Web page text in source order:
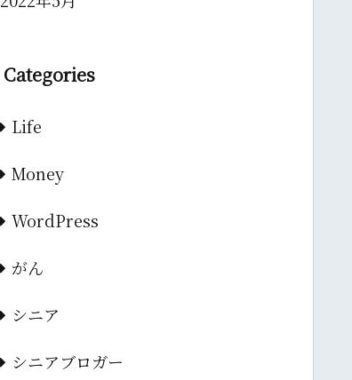
Categories
Life
Money
WordPress
がん
シニア
シニアブロガー